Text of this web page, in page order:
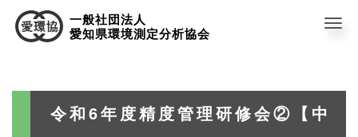
一般社団法人
愛知県環境測定分析協会
令和6年度精度管理研修会②【中